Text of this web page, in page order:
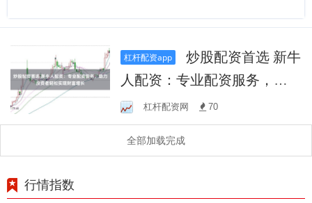
杠杆配资app
炒股配资首选 新牛
人配资：专业配资服务，助
力投资者轻松实现财富增长
杠杆配资网 70
全部加载完成
行情指数